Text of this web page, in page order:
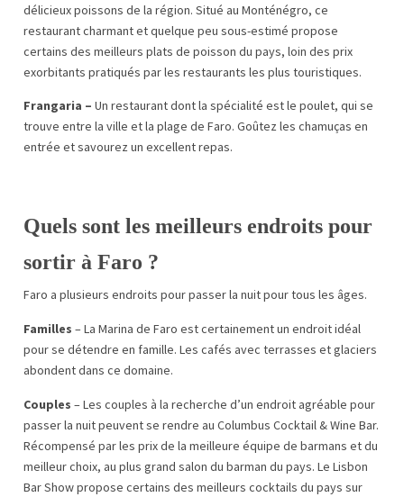
délicieux poissons de la région. Situé au Monténégro, ce
restaurant charmant et quelque peu sous-estimé propose
certains des meilleurs plats de poisson du pays, loin des prix
exorbitants pratiqués par les restaurants les plus touristiques.
Frangaria – Un restaurant dont la spécialité est le poulet, qui se
trouve entre la ville et la plage de Faro. Goûtez les chamuças en
entrée et savourez un excellent repas.
Quels sont les meilleurs endroits pour
sortir à Faro ?
Faro a plusieurs endroits pour passer la nuit pour tous les âges.
Familles – La Marina de Faro est certainement un endroit idéal
pour se détendre en famille. Les cafés avec terrasses et glaciers
abondent dans ce domaine.
Couples – Les couples à la recherche d’un endroit agréable pour
passer la nuit peuvent se rendre au Columbus Cocktail & Wine Bar.
Récompensé par les prix de la meilleure équipe de barmans et du
meilleur choix, au plus grand salon du barman du pays. Le Lisbon
Bar Show propose certains des meilleurs cocktails du pays sur